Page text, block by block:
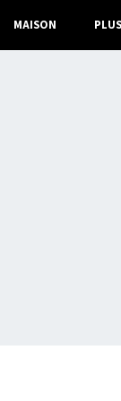
MAISON PLUS